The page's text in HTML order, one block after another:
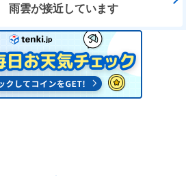
雨雲が接近しています